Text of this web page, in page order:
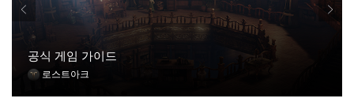
공식 게임 가이드
로스트아크